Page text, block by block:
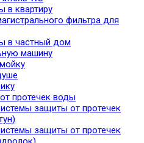
в квартиру
фильтра для
в частный дом
машину
протечек воды
защиты от протечек
защиты от протечек